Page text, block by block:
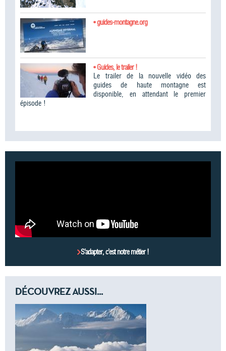
• guides-montagne.org
• Guides, le trailer !
Le trailer de la nouvelle vidéo des
guides de haute montagne est
disponible, en attendant le premier
épisode !
S’adapter, c’est notre métier !
DÉCOUVREZ AUSSI...